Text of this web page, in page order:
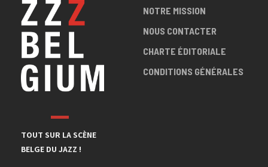
TOUT SUR LA SCÈNE
BELGE DU JAZZ !
NOTRE MISSION
NOUS CONTACTER
CHARTE ÉDITORIALE
CONDITIONS GÉNÉRALES